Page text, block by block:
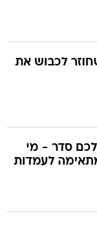
לכבוש את
סדר - מי
לעמדות